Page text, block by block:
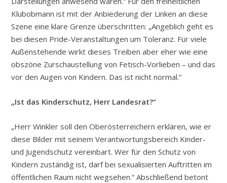
Klubobmann ist mit der Anbiederung der Linken an diese
Szene eine klare Grenze überschritten: „Angeblich geht es
bei diesen Pride-Veranstaltungen um Toleranz. Für viele
Außenstehende wirkt dieses Treiben aber eher wie eine
obszöne Zurschaustellung von Fetisch-Vorlieben – und das
vor den Augen von Kindern. Das ist nicht normal.“
„Ist das Kinderschutz, Herr Landesrat?“
„Herr Winkler soll den Oberösterreichern erklären, wie er
diese Bilder mit seinem Verantwortungsbereich Kinder-
und Jugendschutz vereinbart. Wer für den Schutz von
Kindern zuständig ist, darf bei sexualisierten Auftritten im
öffentlichen Raum nicht wegsehen.“ Abschließend betont